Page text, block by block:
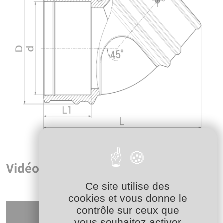
Vidéos
Ce site utilise des
cookies et vous donne le
contrôle sur ceux que